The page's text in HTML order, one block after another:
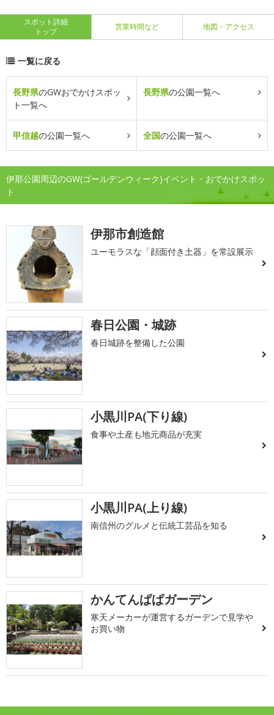
スポット詳細
トップ
営業時間など 地図・アクセス
一覧に戻る
長野県のGWおでかけスポッ
ト一覧へ
長野県の公園一覧へ
甲信越の公園一覧へ 全国の公園一覧へ
伊那公園周辺のGW(ゴールデンウィーク)イベント・おでかけスポッ
ト
伊那市創造館
ユーモラスな「顔面付き土器」を常設展示
春日公園・城跡
春日城跡を整備した公園
小黒川PA(下り線)
食事や土産も地元商品が充実
小黒川PA(上り線)
南信州のグルメと伝統工芸品を知る
かんてんぱぱガーデン
寒天メーカーが運営するガーデンで見学や
お買い物